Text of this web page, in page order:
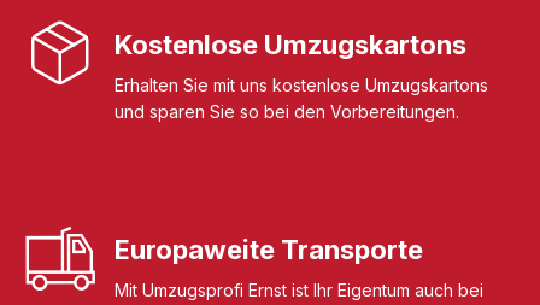
Kostenlose Umzugskartons
Erhalten Sie mit uns kostenlose Umzugskartons
und sparen Sie so bei den Vorbereitungen.
Europaweite Transporte
Mit Umzugsprofi Ernst ist Ihr Eigentum auch bei